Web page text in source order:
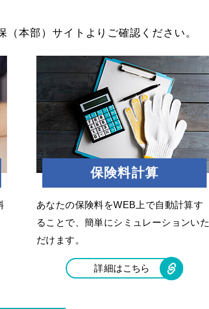
本部）サイトよりご確認ください。
保険料計算
あなたの保険料をWEB上で自動計算す
ることで、簡単にシミュレーションいた
だけます。
詳細はこちら